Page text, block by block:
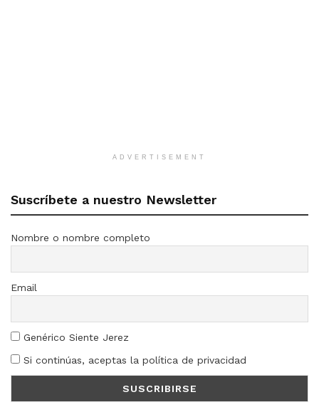
ADVERTISEMENT
Suscríbete a nuestro Newsletter
Nombre o nombre completo
Email
Genérico Siente Jerez
Si continúas, aceptas la política de privacidad